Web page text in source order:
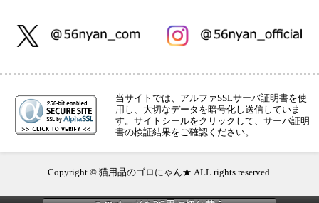
当サイトでは、アルファSSLサーバ証明書を使
用し、大切なデータを暗号化し送信していま
す。サイトシールをクリックして、サーバ証明
書の検証結果をご確認ください。
Copyright © 猫用品のゴロにゃん★ ALL rights reserved.